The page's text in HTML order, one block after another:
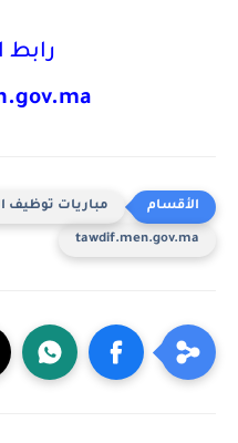
رابط
مباريات توظيف
tawdif.men.gov.ma